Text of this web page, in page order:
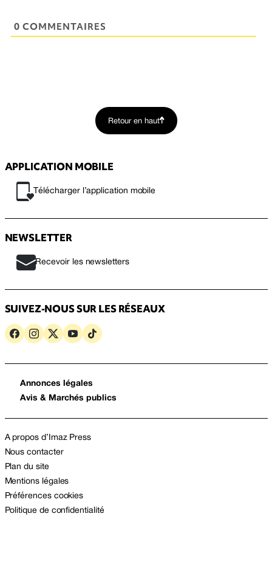
0 COMMENTAIRES
Retour en haut
APPLICATION MOBILE
Télécharger l’application mobile
NEWSLETTER
Recevoir les newsletters
SUIVEZ-NOUS SUR LES RÉSEAUX
Annonces légales
Avis & Marchés publics
A propos d’Imaz Press
Nous contacter
Plan du site
Mentions légales
Préférences cookies
Politique de confidentialité